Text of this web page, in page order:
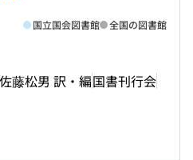
藤松男 訳・編国書刊行会
国立国会図書館 全国の図書館